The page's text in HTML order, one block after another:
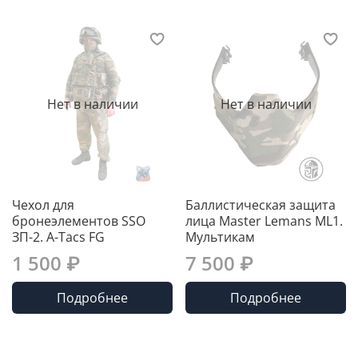
Нет в наличии
Чехол для
бронеэлементов SSO
ЗП-2. A-Tacs FG
1 500 ₽
Подробнее
Нет в наличии
Баллистическая защита
лица Master Lemans ML1.
Мультикам
7 500 ₽
Подробнее